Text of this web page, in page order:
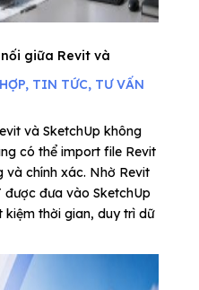
giữa Revit và
, TIN TỨC, TƯ VẤN
và SketchUp không
có thể import file Revit
và chính xác. Nhờ Revit
đưa vào SketchUp
thời gian, duy trì dữ